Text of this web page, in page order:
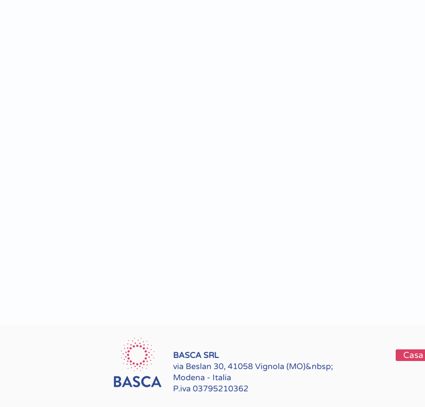
BASCA SRL
via Beslan 30, 41058 Vignola (MO)&nbsp;
Modena - Italia
P.iva 03795210362
Casa